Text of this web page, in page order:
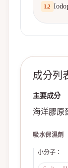
L2
成分列
主要成分
海洋膠原
吸水保濕劑
小分子 ：